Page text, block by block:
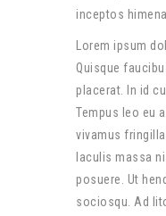
inceptos
Lorem ipsum
Quisque
placerat. In id
Tempus leo eu
vivamus
Iaculis massa
posuere. Ut
sociosqu. Ad